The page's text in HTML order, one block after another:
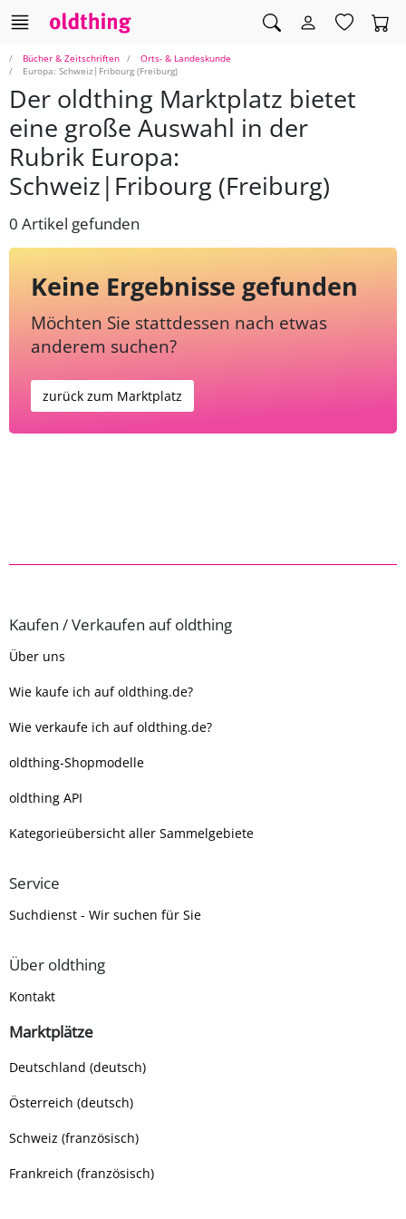
Bücher & Zeitschriften
Orts- & Landeskunde
Europa: Schweiz|Fribourg (Freiburg)
Der oldthing Marktplatz bietet
eine große Auswahl in der
Rubrik Europa:
Schweiz|Fribourg (Freiburg)
0 Artikel gefunden
Keine Ergebnisse gefunden
Möchten Sie stattdessen nach etwas
anderem suchen?
zurück zum Marktplatz
Kaufen / Verkaufen auf oldthing
Über uns
Wie kaufe ich auf oldthing.de?
Wie verkaufe ich auf oldthing.de?
oldthing-Shopmodelle
oldthing API
Kategorieübersicht aller Sammelgebiete
Service
Suchdienst - Wir suchen für Sie
Über oldthing
Kontakt
Marktplätze
Deutschland (deutsch)
Österreich (deutsch)
Schweiz (französisch)
Frankreich (französisch)